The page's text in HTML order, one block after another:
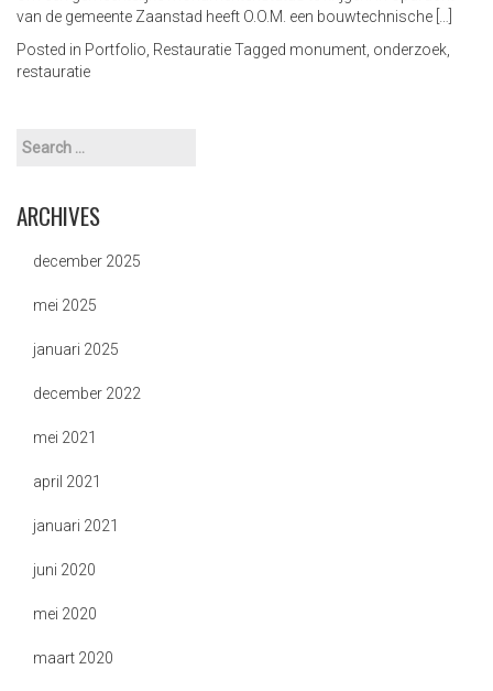
van de gemeente Zaanstad heeft O.O.M. een bouwtechnische […]
Posted in Portfolio RestauratieTagged monument onderzoek
restauratie
ARCHIVES
december 2025
mei 2025
januari 2025
december 2022
mei 2021
april 2021
januari 2021
juni 2020
mei 2020
maart 2020